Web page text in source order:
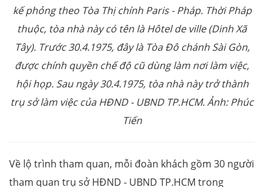
kế phỏng theo Tòa Thị chính Paris - Pháp. Thời Pháp
thuộc, tòa nhà này có tên là Hôtel de ville (Dinh Xã
Tây). Trước 30.4.1975, đây là Tòa Đô chánh Sài Gòn,
được chính quyền chế độ cũ dùng làm nơi làm việc,
hội họp. Sau ngày 30.4.1975, tòa nhà này trở thành
trụ sở làm việc của HĐND - UBND TP.HCM. Ảnh: Phúc
Tiến
Về lộ trình tham quan, mỗi đoàn khách gồm 30 người
tham quan trụ sở HĐND - UBND TP.HCM trong